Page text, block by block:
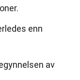
enn
av